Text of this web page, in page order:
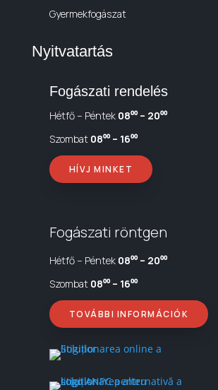
Gyermekfogászat
Nyitvatartás
Fogászati rendelés
Hétfő – Péntek 08⁰⁰ – 20⁰⁰
Szombat 08⁰⁰ – 16⁰⁰
HÍVJ MINKET
Fogászati röntgen
Hétfő – Péntek 08⁰⁰ – 20⁰⁰
Szombat 08⁰⁰ – 16⁰⁰
TOVÁBBI INFORMÁCIÓK